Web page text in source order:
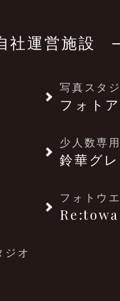
運営施設
写真スタ
フォト
少人数専
鈴華グ
フォトウ
Re:towa
ジオ